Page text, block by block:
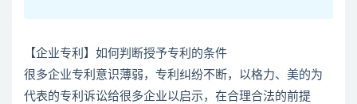
【企业专利】如何判断授予专利的条件
很多企业专利意识薄弱，专利纠纷不断，以格力、美的为
代表的专利诉讼给很多企业以启示，在合理合法的前提